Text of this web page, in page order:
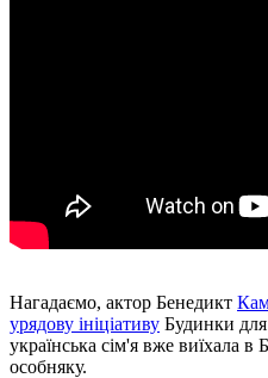
Нагадаємо, актор Бенедикт
урядову ініціативу Будинки
українська сім'я вже виїхала
особняку.